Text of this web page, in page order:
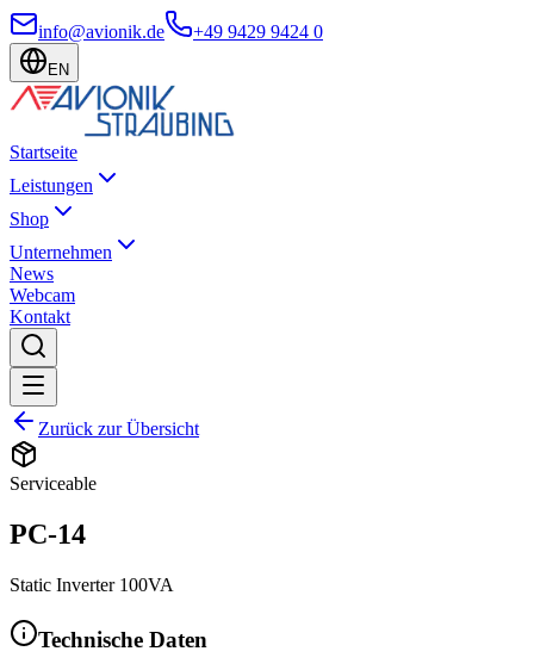
info@avionik.de +49 9429 9424 0
EN
Startseite
Leistungen
Shop
Unternehmen
News
Webcam
Kontakt
Zurück zur Übersicht
Serviceable
PC-14
Static Inverter 100VA
Technische Daten